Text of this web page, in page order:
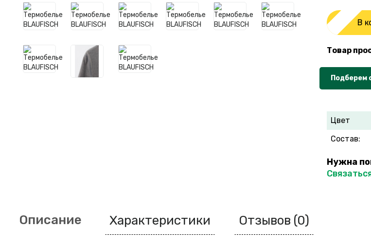
В
Товар
Подберем
Цвет
Состав:
Нужна
Описание Характеристики Отзывов (0)